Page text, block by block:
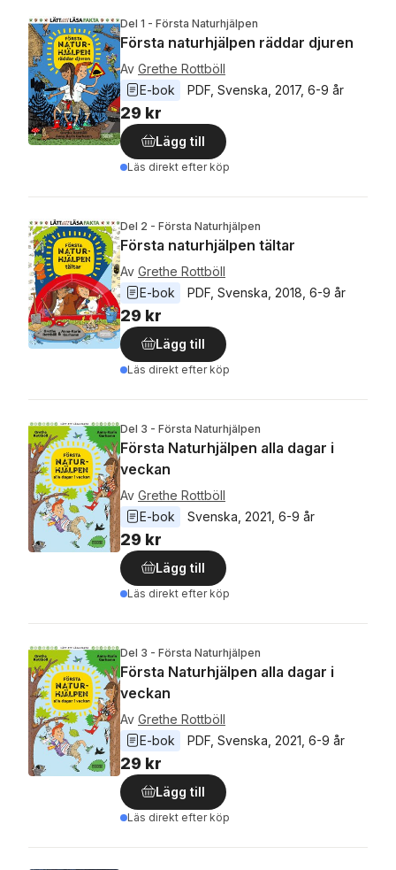
Del 1 - Första Naturhjälpen
Första naturhjälpen räddar djuren
Av Grethe Rottböll
E-bok
PDF Svenska 2017, 6-9 år
29 kr
Lägg till
Läs direkt efter köp
Del 2 - Första Naturhjälpen
Första naturhjälpen tältar
Av Grethe Rottböll
E-bok
PDF Svenska 2018 6-9 år
29 kr
Lägg till
Läs direkt efter köp
Del 3 - Första Naturhjälpen
Första Naturhjälpen alla dagar i
veckan
Av Grethe Rottböll
E-bok
Svenska 2021 6-9 år
29 kr
Lägg till
Läs direkt efter köp
Del 3 - Första Naturhjälpen
Första Naturhjälpen alla dagar i
veckan
Av Grethe Rottböll
E-bok
PDF Svenska 2021 6-9 år
29 kr
Lägg till
Läs direkt efter köp